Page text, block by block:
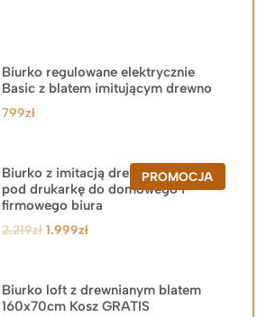
Biurko regulowane elektrycznie
Basic z blatem imitującym drewno
799zł
PROMOCJAPRODUKT
W
Biurko z imitacją drewna z szafką
pod drukarkę do domowego i
firmowego biura
2.219zł Pierwotna
2.219zł.
1.999złAktualna
1.999zł.
Biurko loft z drewnianym blatem
160x70cm Kosz GRATIS